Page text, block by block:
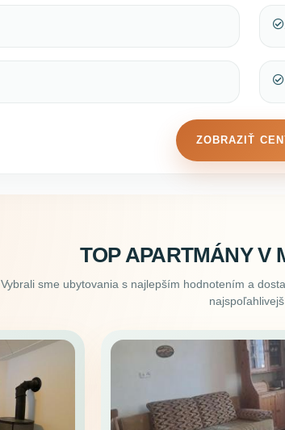
ZOBRAZIŤ
TOP APARTMÁNY V
Vybrali sme ubytovania s najlepším hodnotením a